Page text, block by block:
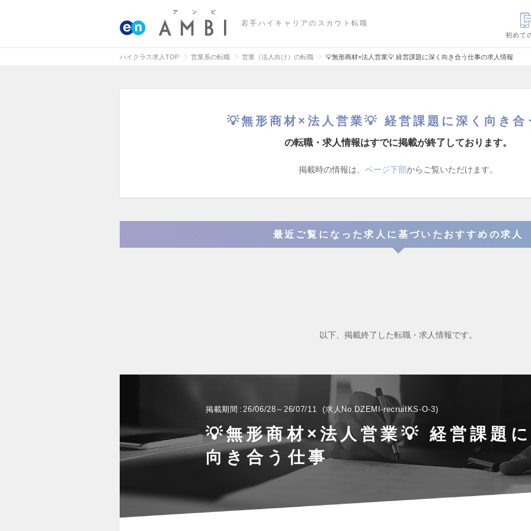
若手ハイキャリアのスカウト転職
初めて
ハイクラス求人TOP 営業系の転職 営業（法人向け）の転職 💡無形商材×法人営業💡 経営課題に深く向き合う仕事の求人情報
💡無形商材×法人営業💡 経営課題に深く向き合
の転職・求人情報はすでに掲載が終了しております。
掲載時の情報は、 ページ下部からご覧いただけます。
最近ご覧になった求人に基づいたおすすめの求人
以下、掲載終了した転職・求人情報です。
掲載期間 26/06/28～26/07/11 求人No.DZEMI-recruitKS-O-3
💡無形商材×法人営業💡 経営課題
向き合う仕事